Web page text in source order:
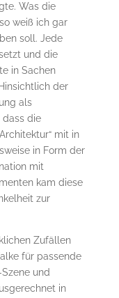
Was die
weiß ich gar
soll. Jede
und die
in Sachen
der
als
dass die
mit in
in Form der
mit
kam diese
zur
Zufällen
für passende
und
in